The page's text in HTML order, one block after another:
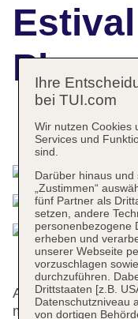
Playa
Das bietet
An der Rezeption
mehrsprachiges
Ihre
bei TUI.com
Wir nutzen Cookies
Services und
sind.
Darüber hinaus und
„Zustimmen“
fünf Partner als
setzen, andere
personenbezogene
erheben und
unserer Webseite
vorzuschlagen
durchzuführen.
Drittstaaten [z.B.
Datenschutzniveau
von dortigen